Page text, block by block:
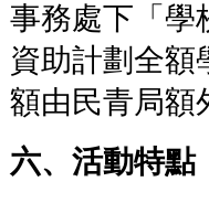
事務處下「學
資助計劃全額
額由民青局
六、活動特點